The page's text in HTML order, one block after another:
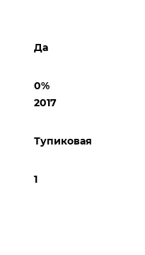
Да
0%
2017
Тупиковая
1